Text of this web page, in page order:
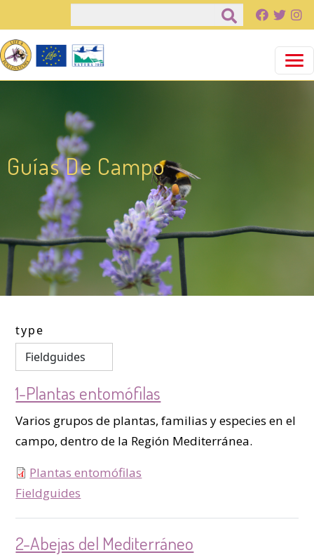
Pasar al contenido principal
Guías De Campo
type
1-Plantas entomófilas
Varios grupos de plantas, familias y especies en el
campo, dentro de la Región Mediterránea.
Plantas entomófilas
type
Fieldguides
2-Abejas del Mediterráneo